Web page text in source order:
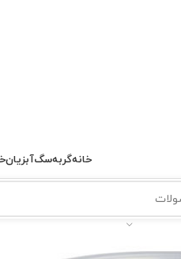
خانهگربهسگآبزیان